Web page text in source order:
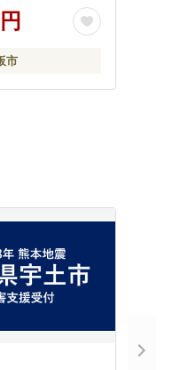
県矢板市
市